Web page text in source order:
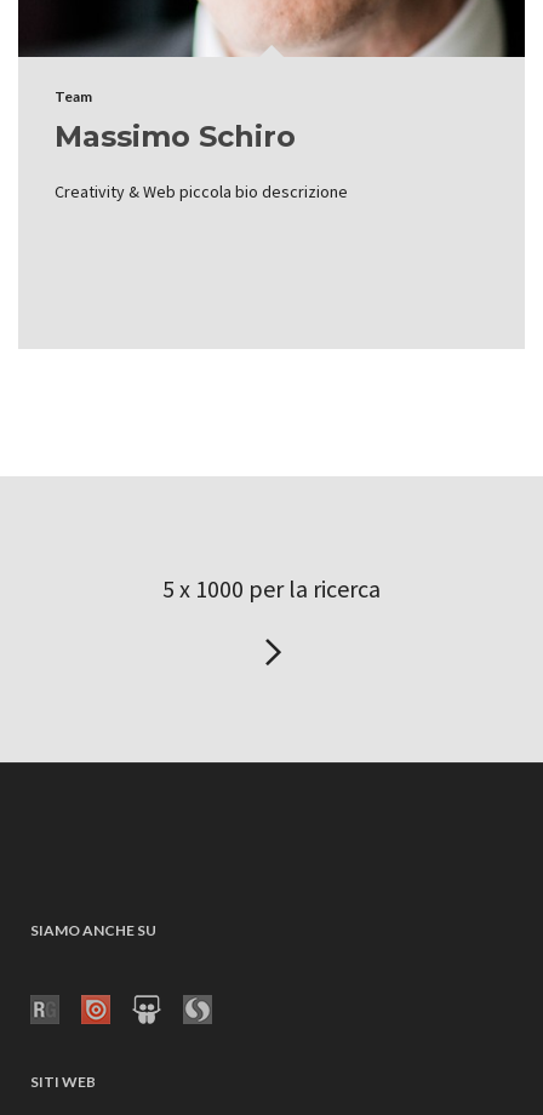
Team
Massimo Schiro
Creativity & Web piccola bio descrizione
5 x 1000 per la ricerca
SIAMO ANCHE SU
SITI WEB